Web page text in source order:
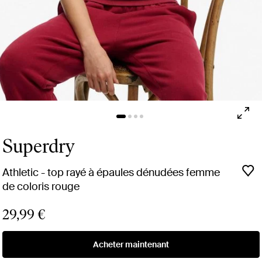
Superdry
Athletic - top rayé à épaules dénudées femme
de coloris rouge
29,99 €
Acheter maintenant